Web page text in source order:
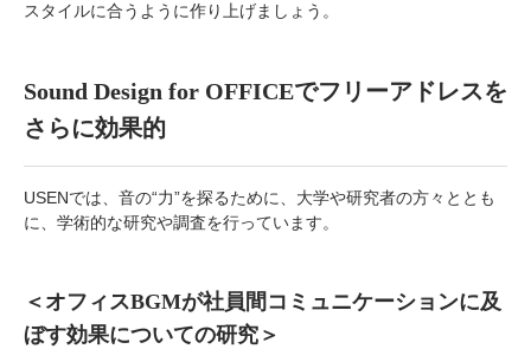
スタイルに合うように作り上げましょう。
Sound Design for OFFICEでフリーアドレスを
さらに効果的
USENでは、音の“力”を探るために、大学や研究者の方々ととも
に、学術的な研究や調査を行っています。
＜オフィスBGMが社員間コミュニケーションに及
ぼす効果についての研究＞